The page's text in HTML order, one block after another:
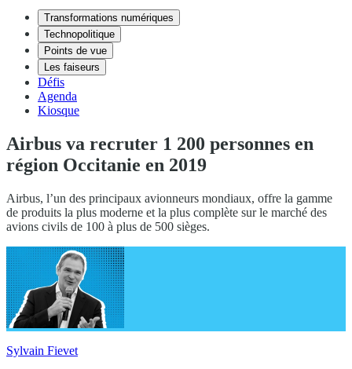
Transformations numériques
Technopolitique
Points de vue
Les faiseurs
Défis
Agenda
Kiosque
Airbus va recruter 1 200 personnes en
région Occitanie en 2019
Airbus, l’un des principaux avionneurs mondiaux, offre la gamme
de produits la plus moderne et la plus complète sur le marché des
avions civils de 100 à plus de 500 sièges.
Sylvain Fievet